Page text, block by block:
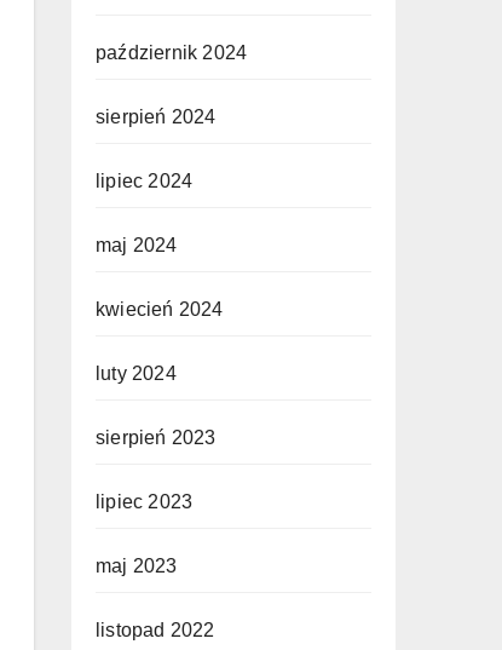
październik 2024
sierpień 2024
lipiec 2024
maj 2024
kwiecień 2024
luty 2024
sierpień 2023
lipiec 2023
maj 2023
listopad 2022